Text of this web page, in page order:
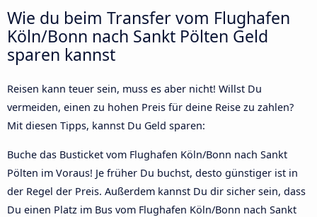
Wie du beim Transfer vom Flughafen
Köln/Bonn nach Sankt Pölten Geld
sparen kannst
Reisen kann teuer sein, muss es aber nicht! Willst Du
vermeiden, einen zu hohen Preis für deine Reise zu zahlen?
Mit diesen Tipps, kannst Du Geld sparen:
Buche das Busticket vom Flughafen Köln/Bonn nach Sankt
Pölten im Voraus! Je früher Du buchst, desto günstiger ist in
der Regel der Preis. Außerdem kannst Du dir sicher sein, dass
Du einen Platz im Bus vom Flughafen Köln/Bonn nach Sankt